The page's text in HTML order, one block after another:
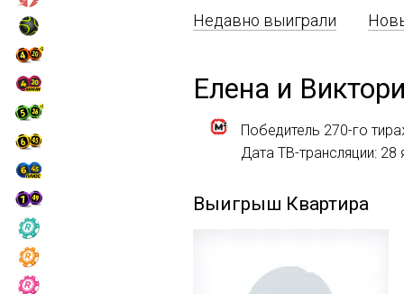
Недавно выиграли
Елена и
Победитель 270-го
Дата ТВ-трансляции: 28
Выигрыш Квартира